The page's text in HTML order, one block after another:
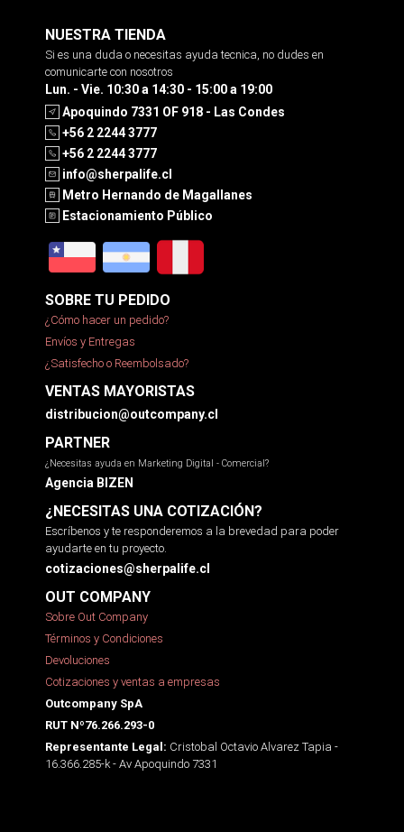
NUESTRA TIENDA
Si es una duda o necesitas ayuda tecnica, no dudes en
comunicarte con nosotros
Lun. - Vie. 10:30 a 14:30 - 15:00 a 19:00
Apoquindo 7331 OF 918 - Las Condes
+56 2 2244 3777
+56 2 2244 3777
info@sherpalife.cl
Metro Hernando de Magallanes
Estacionamiento Público
SOBRE TU PEDIDO
¿Cómo hacer un pedido?
Envíos y Entregas
¿Satisfecho o Reembolsado?
VENTAS MAYORISTAS
distribucion@outcompany.cl
PARTNER
¿Necesitas ayuda en Marketing Digital - Comercial?
Agencia BIZEN
¿NECESITAS UNA COTIZACIÓN?
Escríbenos y te responderemos a la brevedad para poder
ayudarte en tu proyecto.
cotizaciones@sherpalife.cl
OUT COMPANY
Sobre Out Company
Términos y Condiciones
Devoluciones
Cotizaciones y ventas a empresas
Outcompany SpA
RUT Nº76.266.293-0
Representante Legal: Cristobal Octavio Alvarez Tapia -
16.366.285-k - Av Apoquindo 7331